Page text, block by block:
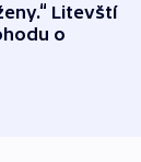
Litevští
o